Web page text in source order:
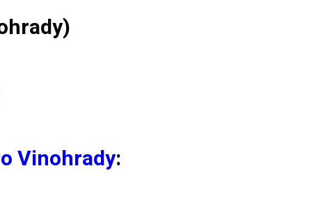
)
Vinohrady: